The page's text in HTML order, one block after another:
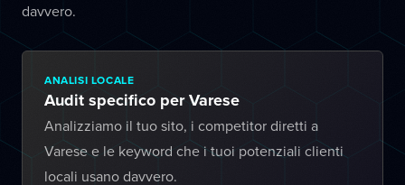
davvero.
ANALISI LOCALE
Audit specifico per Varese
Analizziamo il tuo sito, i competitor diretti a
Varese e le keyword che i tuoi potenziali clienti
locali usano davvero.